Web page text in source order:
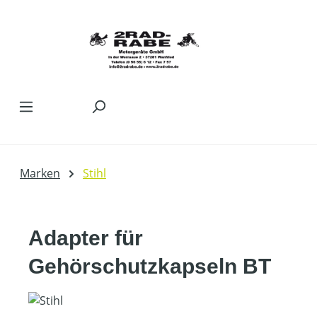
Marken Stihl
Adapter für
Gehörschutzkapseln BT